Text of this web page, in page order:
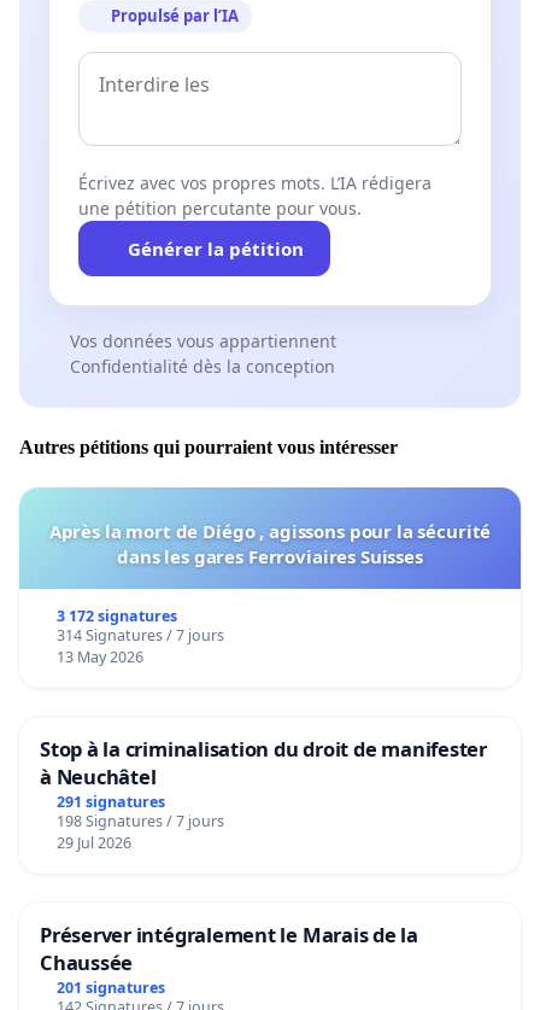
Propulsé par l’IA
Écrivez avec vos propres mots. L’IA rédigera
une pétition percutante pour vous.
Générer la pétition
Vos données vous appartiennent
Confidentialité dès la conception
Autres pétitions qui pourraient vous intéresser
Après la mort de Diégo , agissons pour la sécurité
dans les gares Ferroviaires Suisses
3 172 signatures
314 Signatures / 7 jours
13 May 2026
Stop à la criminalisation du droit de manifester
à Neuchâtel
291 signatures
198 Signatures / 7 jours
29 Jul 2026
Préserver intégralement le Marais de la
Chaussée
201 signatures